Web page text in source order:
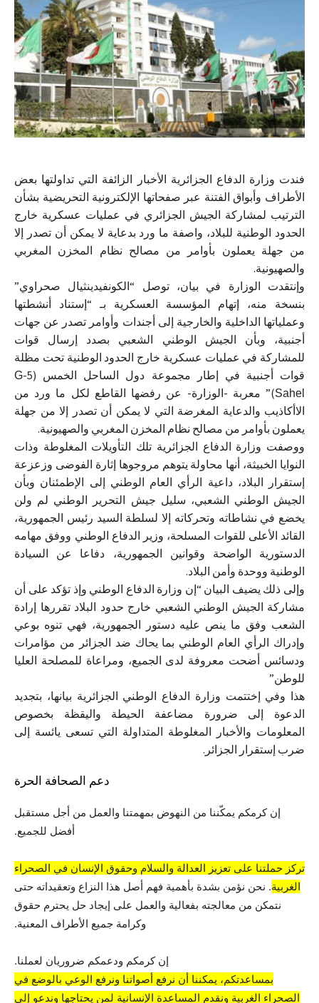
فندت وزارة الدفاع الجزائرية الأخبار الزائفة التي تداولتها بعض
الأطراف وأبواق الفتنة عبر صفحاتها الإلكترونية التحريضية بشأن
الترتيب لمشاركة الجيش الجزائري في عمليات عسكرية خارج
الحدود الوطنية للبلاد، واصفة ما ورد بدعاية لا يمكن أن تصدر إلا
من جهلة يعملون بأوامر من مصالح نظام المخزن المغربي
والصهيونية.
وإنتقدت الوزارة في بيان، توصل “الكونفيدينثيال صحراوي”
بنسخة منه، إتهام المؤسسة العسكرية بـ “إستناد أنشطتها
وعملياتها الداخلية والخارجية إلى أجندات وأوامر تصدر عن جهات
أجنبية، وبأن الجيش الوطني الشعبي بصدد إرسال قوات
للمشاركة في عمليات عسكرية خارج الحدود الوطنية تحت مظلة
قوات أجنبية في إطار مجموعة دول الساحل الخمس (
G-5
Sahel)” معربة -الوزارة- عن رفضها القاطع لكل ما ورد من
الاأكاذيب والدعاية المغرضة التي لا يمكن أن تصدر إلا من جهلة
يعملون بأوامر من مصالح نظام المخزن المغربي والصهيونية.
ووصفت وزارة الدفاع الجزائرية تلك التأويلات المغلوطة وذات
النوايا الخبيثة، أنها محاولة يتوهم مروجوها إثارة الفوضى وزعزعة
إستقرار البلاد، داعية الرأي العام الوطني إلى الإطمئنان وبأن
الجيش الوطني الشعبي، سليل جيش التحرير الوطني لم ولن
يخضع في نشاطاته وتحركاته إلا لسلطة السيد رئيس الجمهورية،
القائد الأعلى للقوات المسلحة، وزير الدفاع الوطني ووفق مهامه
الدستورية الواضحة وقوانين الجمهورية، دفاعا عن السيادة
الوطنية ووحدة وأمن البلاد.
وإلى ذلك يضيف البيان “إن وزارة الدفاع الوطني وإذ تؤكد على أن
مشاركة الجيش الوطني الشعبي خارج حدود البلاد تقررها إرادة
الشعب وفق ما ينص عليه دستور الجمهورية، فهي تنوه بوعي
وإدراك الرأي العام الوطني بما يحاك ضد الجزائر من مؤامرات
ودسائس أضحت معروفة لدى الجميع، ومراعاة للمصلحة العليا
للوطن”
هذا وفي إختتمت وزارة الدفاع الوطني الجزائرية بيانها، بتجديد
الدعوة إلى ضرورة مضاعفة الحيطة واليقظة بخصوص
المعلومات والأخبار المغلوطة المتداولة التي تسعى يائسة إلى
ضرب إستقرار الجزائر.
دعم الصحافة الحرة
إن كرمكم يمكّننا من النهوض بمهمتنا والعمل من أجل مستقبل
أفضل للجميع.
تركز حملتنا على تعزيز العدالة والسلام وحقوق الإنسان في الصحراء
الغربية. نحن نؤمن بشدة بأهمية فهم أصل هذا النزاع وتعقيداته حتى
نتمكن من معالجته بفعالية والعمل على إيجاد حل يحترم حقوق
وكرامة جميع الأطراف المعنية.
إن كرمكم ودعمكم ضروريان لعملنا.
بمساعدتكم، يمكننا أن نرفع أصواتنا ونرفع الوعي بالوضع في
الصحراء الغربية ونقدم المساعدة الإنسانية لمن يحتاجها وندعو إلى